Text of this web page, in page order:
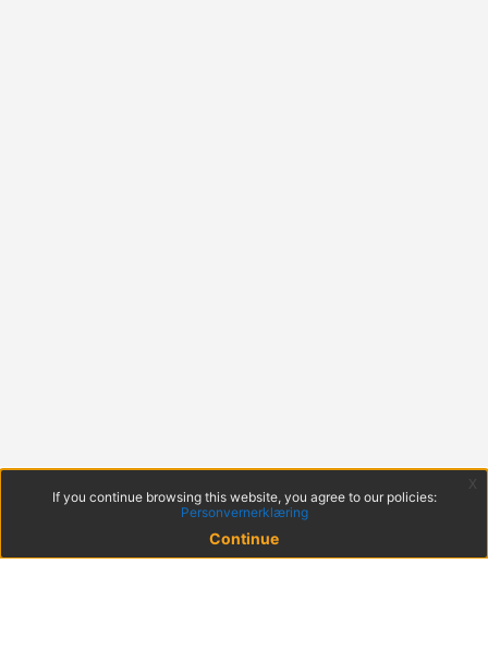
If you continue browsing this website, you agree to our policies:
Personvernerklæring
Continue
x